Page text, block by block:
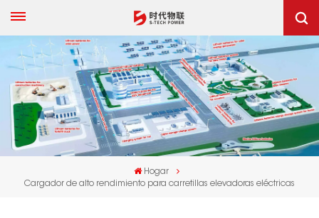
Hogar
Cargador de alto rendimiento para carretillas elevadoras eléctricas